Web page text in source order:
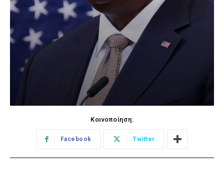
Κοινοποίηση:
Facebook Twitter